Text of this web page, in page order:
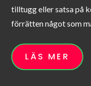
tilltugg eller satsa på
förrätten något som
LÄS MER